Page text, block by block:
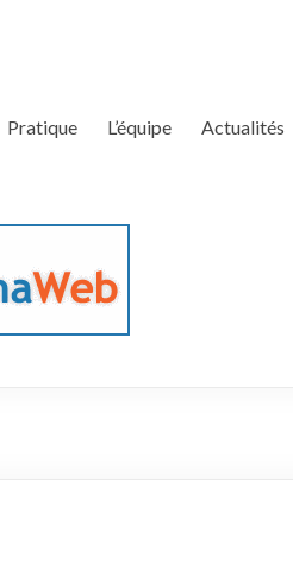
Pratique L’équipe Actualités